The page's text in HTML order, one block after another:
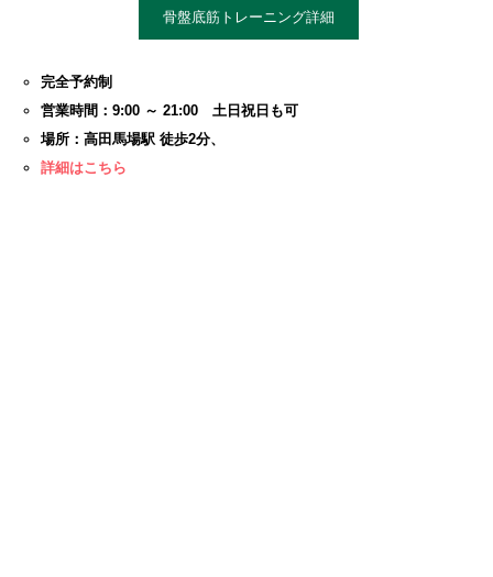
骨盤底筋トレーニング詳細
完全予約制
営業時間：9:00 ～ 21:00 土日祝日も可
場所：高田馬場駅 徒歩2分、
詳細はこちら